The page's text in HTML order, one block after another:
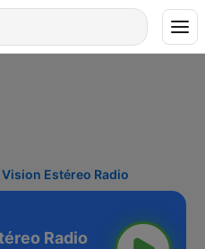
Vision Estéreo Radio
Radio